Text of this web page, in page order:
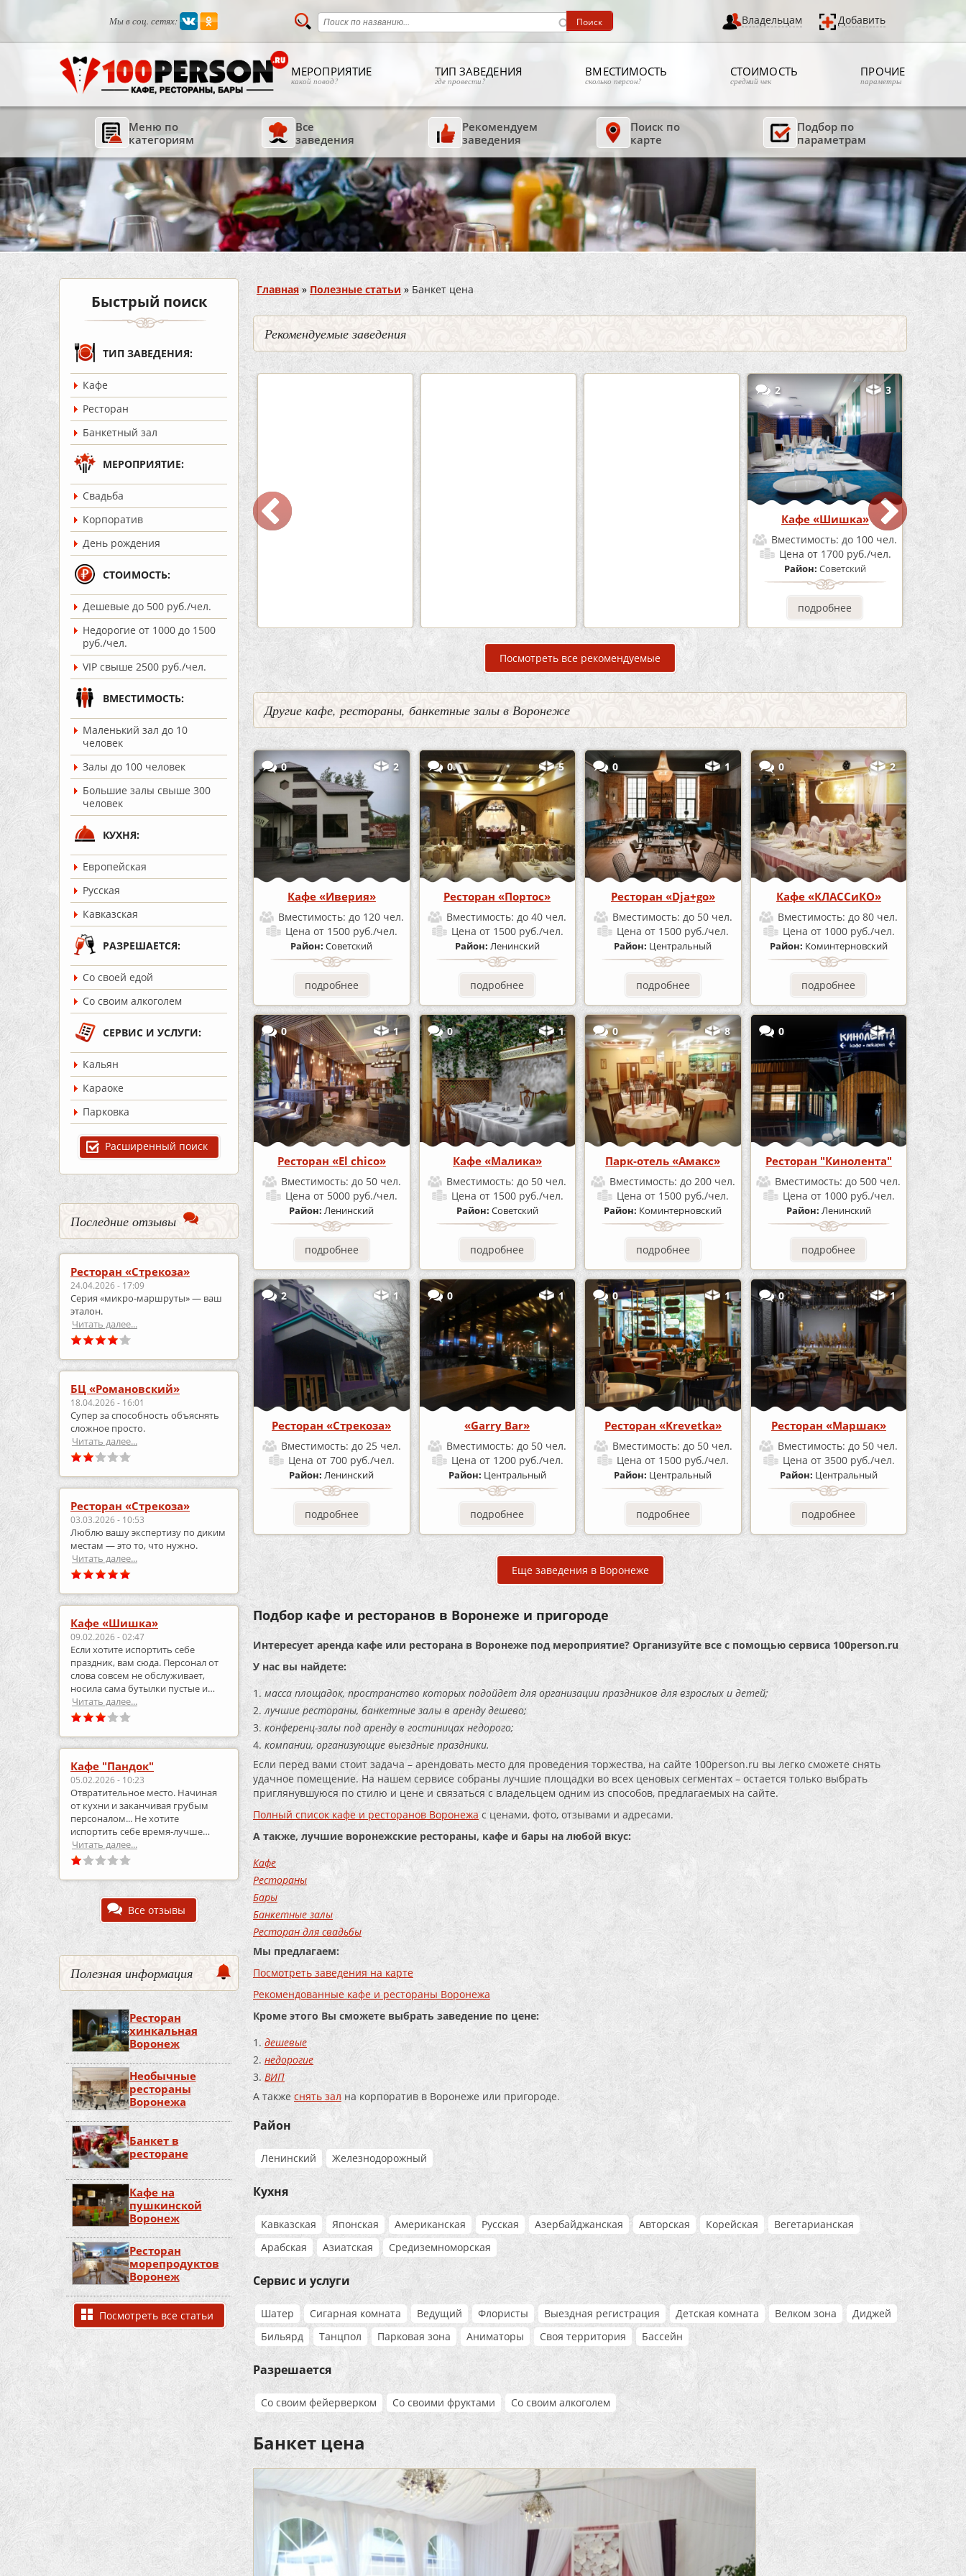
Мы в соц. сетях: Владельцам Добавить
МЕРОПРИЯТИЕ
какой повод?
ТИП ЗАВЕДЕНИЯ
где провести?
ВМЕСТИМОСТЬ
сколько персон?
СТОИМОСТЬ
средний чек
ПРОЧИЕ
параметры
Меню по
категориям
Все
заведения
Рекомендуем
заведения
Поиск по
карте
Подбор по
параметрам
Быстрый поиск
ТИП ЗАВЕДЕНИЯ:
Кафе
Ресторан
Банкетный зал
МЕРОПРИЯТИЕ:
Cвадьба
Корпоратив
День рождения
СТОИМОСТЬ:
Дешевые до 500 руб./чел.
Недорогие от 1000 до 1500
руб./чел.
VIP свыше 2500 руб./чел.
ВМЕСТИМОСТЬ:
Маленький зал до 10
человек
Залы до 100 человек
Большие залы свыше 300
человек
КУХНЯ:
Европейская
Русская
Кавказская
РАЗРЕШАЕТСЯ:
Со своей едой
Со своим алкоголем
СЕРВИС И УСЛУГИ:
Кальян
Караоке
Парковка
Расширенный поиск
Последние отзывы
Ресторан «Стрекоза»
24.04.2026 - 17:09
Серия «микро‑маршруты» — ваш
эталон.
Читать далее...
БЦ «Романовский»
18.04.2026 - 16:01
Супер за способность объяснять
сложное просто.
Читать далее...
Ресторан «Стрекоза»
03.03.2026 - 10:53
Люблю вашу экспертизу по диким
местам — это то, что нужно.
Читать далее...
Кафе «Шишка»
09.02.2026 - 02:47
Если хотите испортить себе
праздник, вам сюда. Персонал от
слова совсем не обслуживает,
носила сама бутылки пустые и
приносила полные.
Читать далее...
Кафе "Пандок"
05.02.2026 - 10:23
Отвратительное место. Начиная
от кухни и заканчивая грубым
персоналом... Не хотите
испортить себе время-лучше
выберите что-то другое..
Читать далее...
Все отзывы
Полезная информация
Ресторан
хинкальная
Воронеж
Необычные
рестораны
Воронежа
Банкет в
ресторане
Кафе на
пушкинской
Воронеж
Ресторан
морепродуктов
Воронеж
Посмотреть все статьи
Вы здесь
Главная » Полезные статьи » Банкет цена
Рекомендуемые заведения
5
до 160 чел.
1200 руб./чел.
Кафе «Шишка»
Вместимость:
Ценаот 1700 руб./чел.
Район:
подробнее
2 3
Кафе «Шишка»
Вместимость: до 100 чел.
Цена от 1700 руб./чел.
Район: Советский
подробнее
Посмотреть все рекомендуемые
Другие кафе, рестораны, банкетные залы в Воронеже
0 2
Кафе «Иверия»
Вместимость: до 120 чел.
Ценаот 1500 руб./чел.
Район:Советский
подробнее
0 5
Ресторан «Портос»
Вместимость: до 40 чел.
Цена от 1500 руб./чел.
Район: Ленинский
подробнее
0 1
Ресторан «Dja+go»
Вместимость: до 50 чел.
Ценаот 1500 руб./чел.
Район: Центральный
подробнее
0 2
Кафе «КЛАССиКО»
Вместимость: до 80 чел.
Цена от 1000 руб./чел.
Район: Коминтерновский
подробнее
0 1
Ресторан «El chico»
Вместимость: до 50 чел.
Ценаот 5000 руб./чел.
Район:Ленинский
подробнее
0 1
Кафе «Малика»
Вместимость: до 50 чел.
Цена от 1500 руб./чел.
Район: Советский
подробнее
0 8
Парк-отель «Амакс»
Вместимость: до 200 чел.
Ценаот 1500 руб./чел.
Район: Коминтерновский
подробнее
0 1
Ресторан "Кинолента"
Вместимость: до 500 чел.
Цена от 1000 руб./чел.
Район: Ленинский
подробнее
2 1
Ресторан «Стрекоза»
Вместимость: до 25 чел.
Ценаот 700 руб./чел.
Район:Ленинский
подробнее
0 1
«Garry Bar»
Вместимость: до 50 чел.
Цена от 1200 руб./чел.
Район: Центральный
подробнее
0 1
Ресторан «Krevetka»
Вместимость: до 50 чел.
Ценаот 1500 руб./чел.
Район: Центральный
подробнее
0 1
Ресторан «Маршак»
Вместимость: до 50 чел.
Цена от 3500 руб./чел.
Район: Центральный
подробнее
Еще заведения в Воронеже
Подбор кафе и ресторанов в Воронеже и пригороде
Интересует аренда кафе или ресторана в Воронеже под мероприятие? Организуйте все с помощью сервиса 100person.ru
У нас вы найдете:
масса площадок, пространство которых подойдет для организации праздников для взрослых и детей;
лучшие рестораны, банкетные залы в аренду дешево;
конференц-залы под аренду в гостиницах недорого;
компании, организующие выездные праздники.
Если перед вами стоит задача – арендовать место для проведения торжества, на сайте 100person.ru вы легко сможете снять
удачное помещение. На нашем сервисе собраны лучшие площадки во всех ценовых сегментах – остается только выбрать
приглянувшуюся по стилю и цене и связаться с владельцем одним из способов, предлагаемых на сайте.
Полный список кафе и ресторанов Воронежас ценами, фото, отзывами и адресами.
А также, лучшие воронежские рестораны, кафе и бары на любой вкус:
Кафе
Рестораны
Бары
Банкетные залы
Ресторан для свадьбы
Мы предлагаем:
Посмотреть заведения на карте
Рекомендованные кафе и рестораны Воронежа
Кроме этого Вы сможете выбрать заведение по цене:
дешевые
недорогие
ВИП
А также снять зал на корпоратив в Воронеже или пригороде.
Район
Ленинский Железнодорожный
Кухня
Кавказская Японская Американская Русская Азербайджанская Авторская Корейская
Вегетарианская
Арабская
Азиатская Средиземноморская
Сервис и услуги
Шатер Сигарная комната Ведущий Флористы Выездная регистрация Детская комната Велком зона
Диджей
Бильярд
Танцпол Парковая зона Аниматоры Своя территория Бассейн
Разрешается
Со своим фейерверком Со своими фруктами Со своим алкоголем
Банкет цена